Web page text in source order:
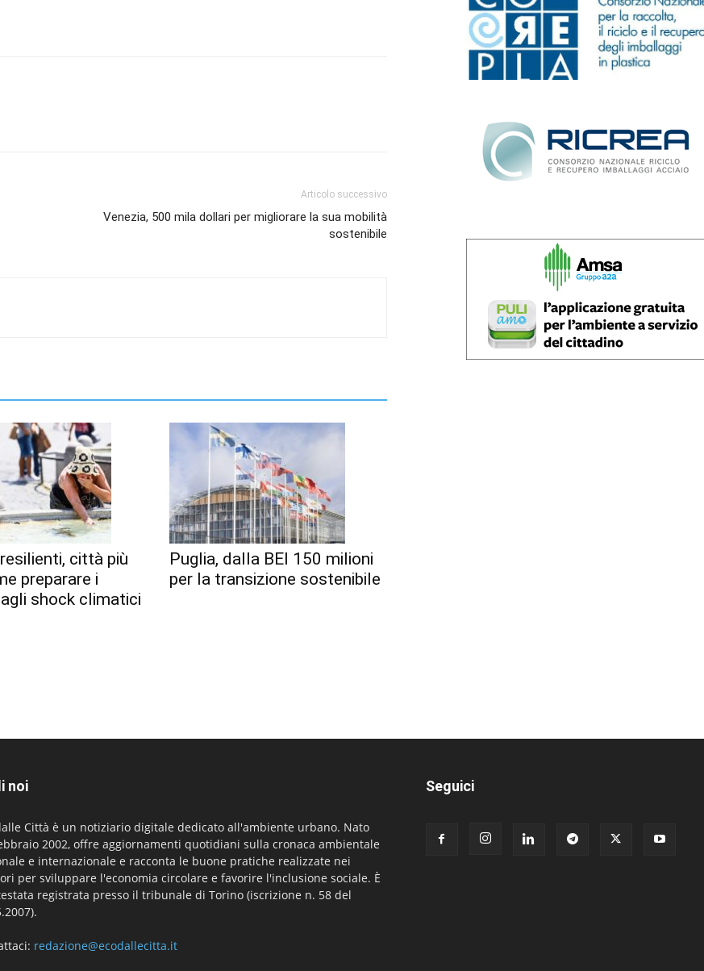
Articolo successivo
Venezia, 500 mila dollari per migliorare la sua mobilità
sostenibile
città più
preparare i
shock climatici
Puglia, dalla BEI 150 milioni
per la transizione sostenibile
noi
Città è un notiziario digitale dedicato all'ambiente urbano. Nato
2002, offre aggiornamenti quotidiani sulla cronaca ambientale
e internazionale e racconta le buone pratiche realizzate nei
per sviluppare l'economia circolare e favorire l'inclusione sociale. È
registrata presso il tribunale di Torino (iscrizione n. 58 del
redazione@ecodallecitta.it
Seguici